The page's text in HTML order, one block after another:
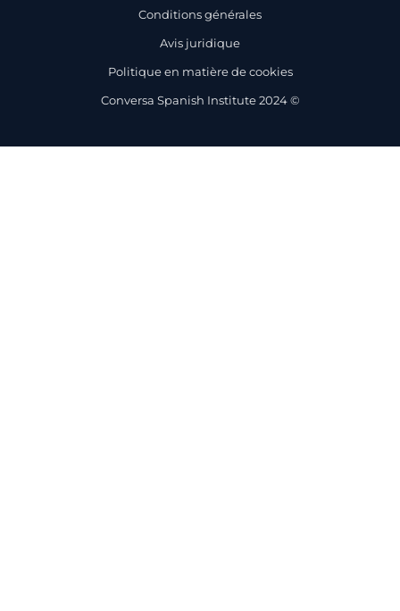
Conditions générales
Avis juridique
Politique en matière de cookies
Conversa Spanish Institute 2024 ©